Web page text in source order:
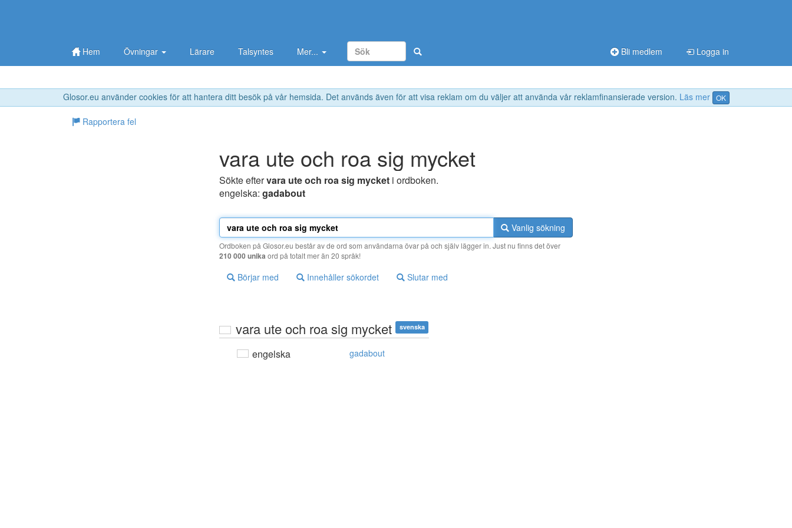
Glosor.eu använder cookies för att hantera ditt besök på vår hemsida. Det används även för att visa reklam om du väljer att använda vår reklamfinansierade version. Läs mer OK
Hem Övningar Lärare Talsyntes Mer... Bli medlem Logga in
Rapportera fel
vara ute och roa sig mycket
Sökte eftervara ute och roa sig mycket i ordboken.
engelska: gadabout
Vanlig sökning
Ordboken på Glosor.eu består av de ord som användarna övar på och själv lägger in. Just nu finns det över
210 000 unika ord på totalt mer än 20 språk!
Börjar med Innehåller sökordet Slutar med
vara ute och roa sig mycket svenska
engelska gadabout